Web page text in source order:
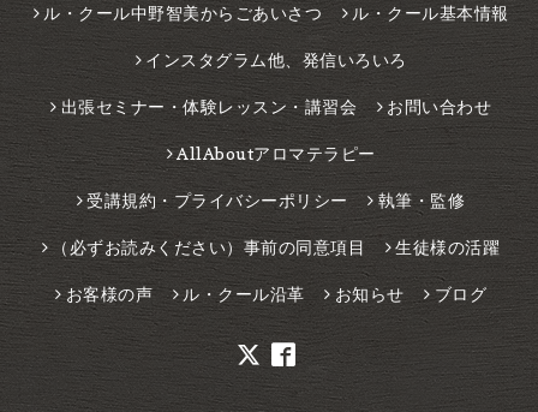
ル・クール中野智美からごあいさつ ル・クール基本情報
インスタグラム他、発信いろいろ
出張セミナー・体験レッスン・講習会 お問い合わせ
AllAboutアロマテラピー
受講規約・プライバシーポリシー 執筆・監修
（必ずお読みください）事前の同意項目 生徒様の活躍
お客様の声 ル・クール沿革 お知らせ ブログ